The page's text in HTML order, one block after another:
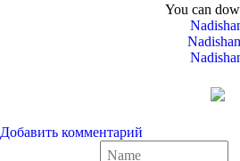
You can
Добавить комментарий